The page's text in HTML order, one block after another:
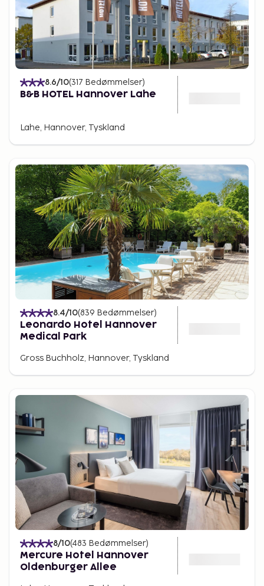
8.6/10(317 Bedømmelser)
B&B HOTEL Hannover Lahe
Lahe, Hannover, Tyskland
8.4/10(839 Bedømmelser)
Leonardo Hotel Hannover
Medical Park
Gross Buchholz, Hannover, Tyskland
8/10(483 Bedømmelser)
Mercure Hotel Hannover
Oldenburger Allee